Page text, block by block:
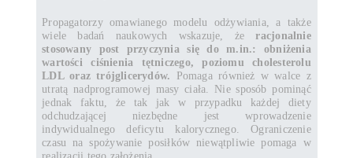
Propagatorzy omawianego modelu odżywiania, a także
wiele badań naukowych wskazuje, żeracjonalnie
stosowany post przyczynia się do m.in.: obniżenia
wartości ciśnienia tętniczego, poziomu cholesterolu
LDL oraz trójglicerydów. Pomaga również w walce z
utratą nadprogramowej masy ciała. Nie sposób pominąć
jednak faktu, że tak jak w przypadku każdej diety
odchudzającej niezbędne jest wprowadzenie
indywidualnego deficytu kalorycznego. Ograniczenie
czasu na spożywanie posiłków niewątpliwie pomaga w